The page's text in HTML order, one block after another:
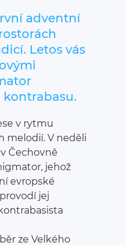
adventní
Letos vás
kontrabasu.
v rytmu
melodií. V neděli
Čechovně
jehož
evropské
jej
ze Velkého